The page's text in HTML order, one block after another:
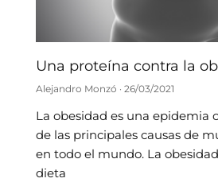
Una proteína contra la
Alejandro Monzó 26/03/2021
La obesidad es una epidemia
de las principales causas de
en todo el mundo. La
dieta